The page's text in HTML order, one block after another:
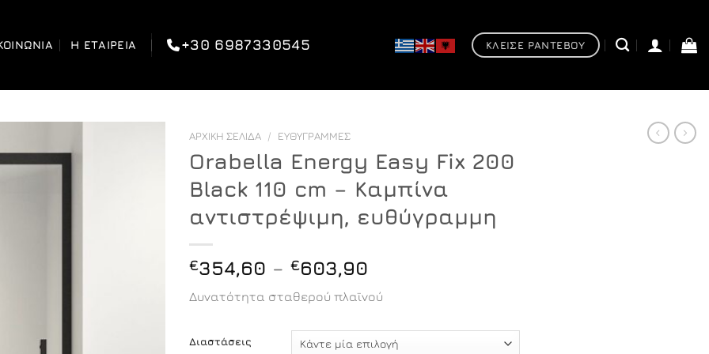
Η ΕΤΑΙΡΕΊΑ +30 6987330545 ΚΛΕΙΣΕ ΡΑΝΤΕΒΟΥ
ΑΡΧΙΚΉ ΣΕΛΊΔΑ / ΕΥΘΎΓΡΑΜΜΕΣ
Orabella Energy Easy Fix 200
Black 110 cm – Καμπίνα
αντιστρέψιμη, ευθύγραμμη
€354,60 – €603,90
range:
€354,60
€603,90
Δυνατότητα σταθερού πλαϊνού
Διαστάσεις